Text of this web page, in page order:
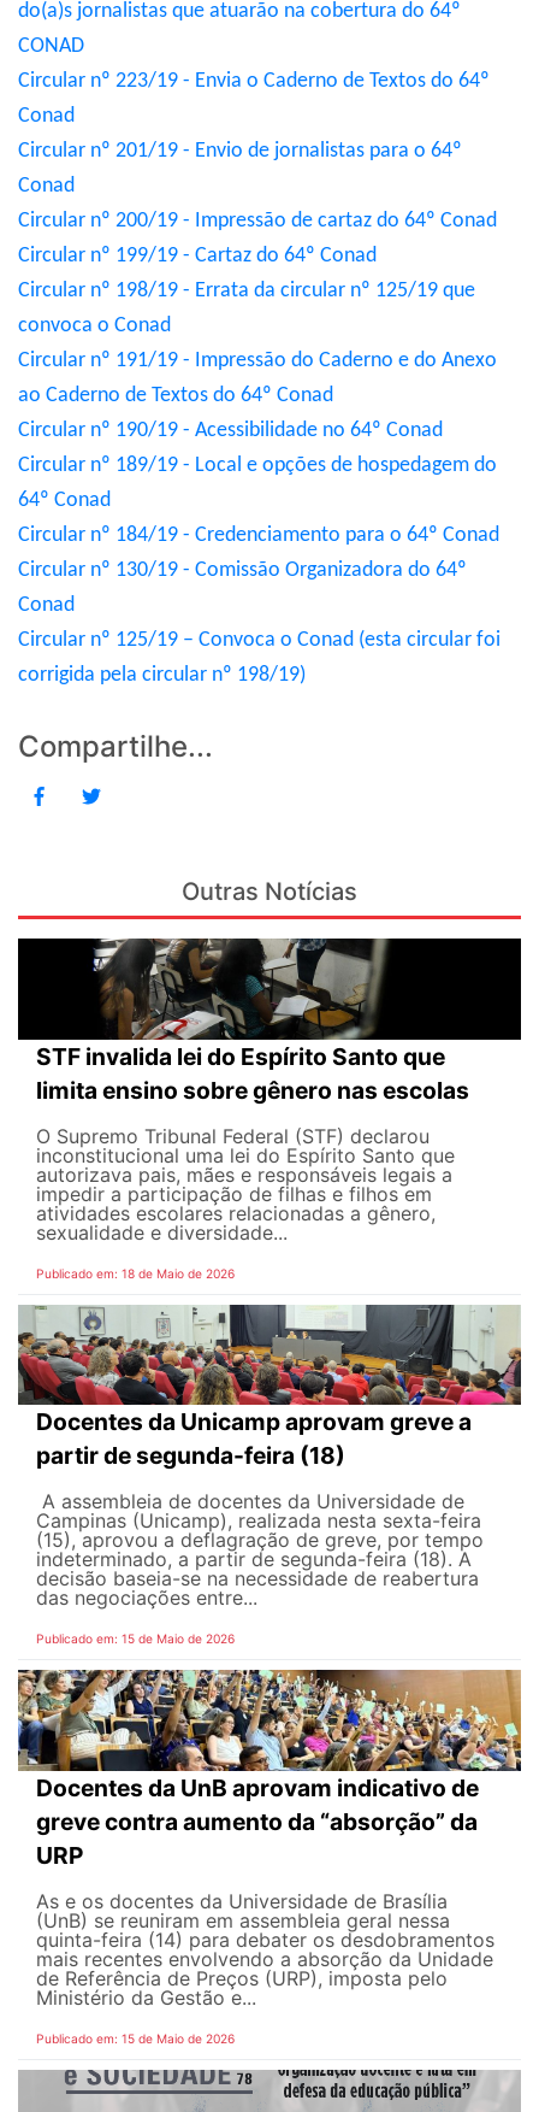
do(a)s jornalistas que atuarão na cobertura do 64º
CONAD
Circular nº 223/19 - Envia o Caderno de Textos do 64º
Conad
Circular nº 201/19 - Envio de jornalistas para o 64º
Conad
Circular nº 200/19 - Impressão de cartaz do 64º Conad
Circular nº 199/19 - Cartaz do 64º Conad
Circular nº 198/19 - Errata da circular nº 125/19 que
convoca o Conad
Circular nº 191/19 - Impressão do Caderno e do Anexo
ao Caderno de Textos do 64º Conad
Circular nº 190/19 - Acessibilidade no 64º Conad
Circular nº 189/19 - Local e opções de hospedagem do
64º Conad
Circular nº 184/19 - Credenciamento para o 64º Conad
Circular nº 130/19 - Comissão Organizadora do 64º
Conad
Circular nº 125/19 – Convoca o Conad (esta circular foi
corrigida pela circular nº 198/19)
Compartilhe...
Outras Notícias
STF invalida lei do Espírito Santo que
limita ensino sobre gênero nas escolas
O Supremo Tribunal Federal (STF) declarou
inconstitucional uma lei do Espírito Santo que
autorizava pais, mães e responsáveis legais ​​a
impedir a participação de filhas e filhos em
atividades escolares relacionadas a gênero,
sexualidade e diversidade...
Publicado em: 18 de Maio de 2026
Docentes da Unicamp aprovam greve a
partir de segunda-feira (18)
A assembleia de docentes da Universidade de
Campinas (Unicamp), realizada nesta sexta-feira
(15), aprovou a deflagração de greve, por tempo
indeterminado, a partir de segunda-feira (18). A
decisão baseia-se na necessidade de reabertura
das negociações entre...
Publicado em: 15 de Maio de 2026
Docentes da UnB aprovam indicativo de
greve contra aumento da “absorção” da
URP
As e os docentes da Universidade de Brasília
(UnB) se reuniram em assembleia geral nessa
quinta-feira (14) para debater os desdobramentos
mais recentes envolvendo a absorção da Unidade
de Referência de Preços (URP), imposta pelo
Ministério da Gestão e...
Publicado em: 15 de Maio de 2026